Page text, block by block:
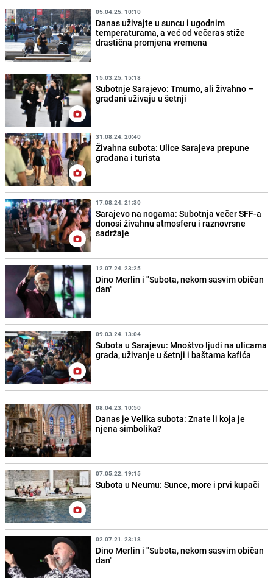
05.04.25. 10:10
Danas uživajte u suncu i ugodnim
temperaturama, a već od večeras stiže
drastična promjena vremena
15.03.25. 15:18
Subotnje Sarajevo: Tmurno, ali živahno –
građani uživaju u šetnji
31.08.24. 20:40
Živahna subota: Ulice Sarajeva prepune
građana i turista
17.08.24. 21:30
Sarajevo na nogama: Subotnja večer SFF-a
donosi živahnu atmosferu i raznovrsne
sadržaje
12.07.24. 23:25
Dino Merlin i "Subota, nekom sasvim običan
dan"
09.03.24. 13:04
Subota u Sarajevu: Mnoštvo ljudi na ulicama
grada, uživanje u šetnji i baštama kafića
08.04.23. 10:50
Danas je Velika subota: Znate li koja je
njena simbolika?
07.05.22. 19:15
Subota u Neumu: Sunce, more i prvi kupači
02.07.21. 23:18
Dino Merlin i "Subota, nekom sasvim običan
dan"